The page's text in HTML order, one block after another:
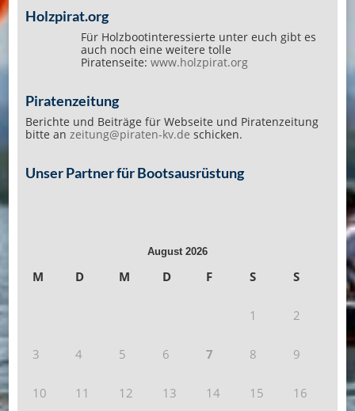
Holzpirat.org
Für Holzbootinteressierte unter euch gibt es
auch noch eine weitere tolle
Piratenseite: www.holzpirat.org
Piratenzeitung
Berichte und Beiträge für Webseite und Piratenzeitung
bitte an zeitung@piraten-kv.de schicken.
Unser Partner für Bootsausrüstung
August 2026
M D M D F S S
1 2
3 4 5 6 7 8 9
10 11 12 13 14 15 16